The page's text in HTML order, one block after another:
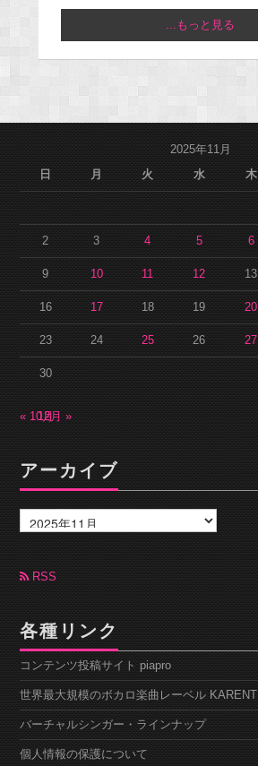
...もっと見る
2025年11月
日
月 火 水 木
2 3 4 5 6
9 10 11 12 13
16 17 18 19 20
23 24 25 26 27
30
« 10月12月 »
アーカイブ
ー
カ
ブ RSS
各種リンク
コンテンツ投稿サイト piapro
世界最大規模のボカロ楽曲レーベル KARENT
バーチャルシンガー・ラインナップ
個人情報の保護について